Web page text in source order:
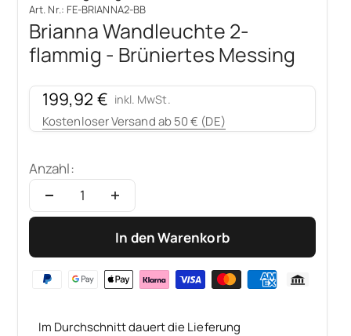
Art. Nr.: FE-BRIANNA2-BB
Brianna Wandleuchte 2-
flammig - Brüniertes Messing
Angebot
199,92 € inkl. MwSt.
Kostenloser Versand ab 50 € (DE)
Anzahl:
In den Warenkorb
Im Durchschnitt dauert die Lieferung